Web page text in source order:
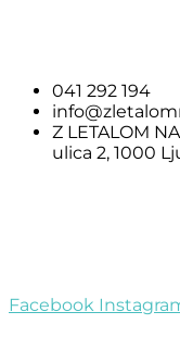
041 292 194
Z LETALOM
ulica 2, 1000
Facebook